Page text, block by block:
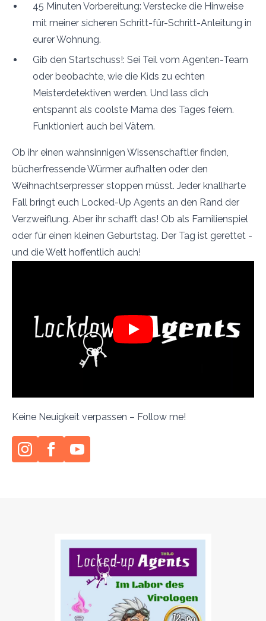
45 Minuten Vorbereitung: Verstecke die Hinweise
mit meiner sicheren Schritt-für-Schritt-Anleitung in
eurer Wohnung.
Gib den Startschuss!: Sei Teil vom Agenten-Team
oder beobachte, wie die Kids zu echten
Meisterdetektiven werden. Und lass dich
entspannt als coolste Mama des Tages feiern.
Funktioniert auch bei Vätern.
Ob ihr einen wahnsinnigen Wissenschaftler finden,
bücherfressende Würmer aufhalten oder den
Weihnachtserpresser stoppen müsst. Jeder knallharte
Fall bringt euch Locked-Up Agents an den Rand der
Verzweiflung. Aber ihr schafft das! Ob als Familienspiel
oder für einen kleinen Geburtstag. Der Tag ist gerettet -
und die Welt hoffentlich auch!
Play
Keine Neuigkeit verpassen – Follow me!